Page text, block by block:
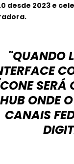
desde 2023 e
"QUANDO
SERÁ
HUB ONDE
CANAIS